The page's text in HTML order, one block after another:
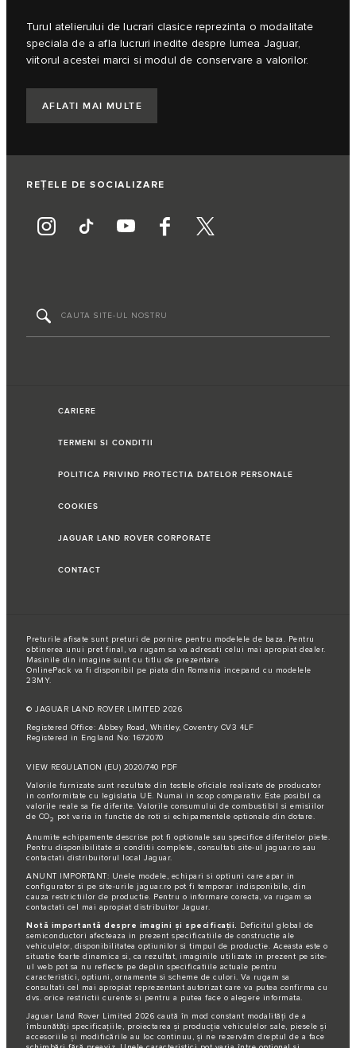
Turul atelierului de lucrari clasice reprezinta o modalitate
speciala de a afla lucruri inedite despre lumea Jaguar,
viitorul acestei marci si modul de conservare a valorilor.
AFLATI MAI MULTE
REȚELE DE SOCIALIZARE
CARIERE
TERMENI SI CONDITII
POLITICA PRIVIND PROTECTIA DATELOR PERSONALE
COOKIES
JAGUAR LAND ROVER CORPORATE
CONTACT
Preturile afisate sunt preturi de pornire pentru modelele de baza. Pentru
obtinerea unui pret final, va rugam sa va adresati celui mai apropiat dealer.
Masinile din imagine sunt cu titlu de prezentare.
OnlinePack va fi disponibil pe piata din Romania incepand cu modelele
23MY.
© JAGUAR LAND ROVER LIMITED 2026
Registered Office: Abbey Road, Whitley, Coventry CV3 4LF
Registered in England No: 1672070
VIEW REGULATION (EU) 2020/740 PDF
Valorile furnizate sunt rezultate din testele oficiale realizate de producator
in conformitate cu legislatia UE. Numai in scop comparativ. Este posibil ca
valorile reale sa fie diferite. Valorile consumului de combustibil si emisiilor
de CO2 pot varia in functie de roti si echipamentele optionale din dotare.
Anumite echipamente descrise pot fi optionale sau specifice diferitelor piete.
Pentru disponibilitate si conditii complete, consultati site-ul jaguar.ro sau
contactati distribuitorul local Jaguar.
ANUNT IMPORTANT: Unele modele, echipari si optiuni care apar in
configurator si pe site-urile jaguar.ro pot fi temporar indisponibile, din
cauza restrictiilor de productie. Pentru o informare corecta, va rugam sa
contactati cel mai apropiat distribuitor Jaguar.
Notă importantă despre imagini și specificații. Deficitul global de
semiconductori afecteaza in prezent specificatiile de constructie ale
vehiculelor, disponibilitatea optiunilor si timpul de productie. Aceasta este o
situatie foarte dinamica si, ca rezultat, imaginile utilizate in prezent pe site-
ul web pot sa nu reflecte pe deplin specificatiile actuale pentru
caracteristici, optiuni, ornamente si scheme de culori. Va rugam sa
consultati cel mai apropiat reprezentant autorizat care va putea confirma cu
dvs. orice restrictii curente si pentru a putea face o alegere informata.
Jaguar Land Rover Limited 2026 caută în mod constant modalități de a
îmbunătăți specificațiile, proiectarea și producția vehiculelor sale, piesele și
accesoriile și modificările au loc continuu, și ne rezervăm dreptul de a face